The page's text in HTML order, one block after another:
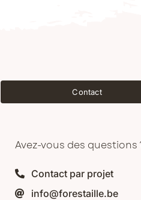
Contact
Avez-vous des questions
Contact par projet
info@forestaille.be